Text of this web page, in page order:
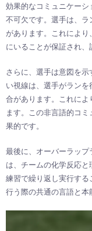
効果的なコミュニケー
不可欠です。選手は、
があります。これによ
にいることが保証され、
さらに、選手は意図を
い視線は、選手がラン
合があります。これによ
ます。この非言語的コ
果的です。
最後に、オーバーラッ
は、チームの化学反応
練習で繰り返し実行す
行う際の共通の言語と本